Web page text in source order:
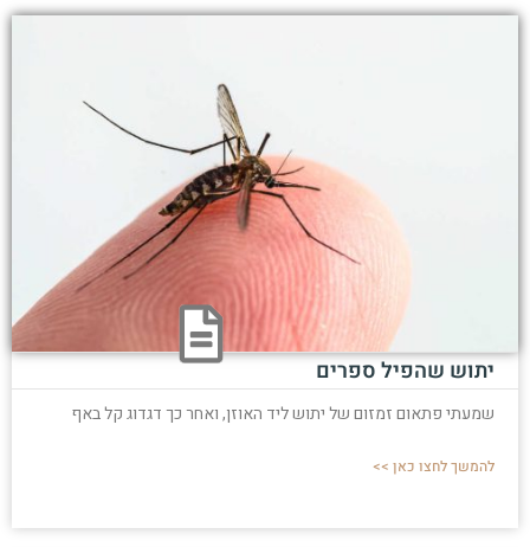
יתוש שהפיל ספרים
שמעתי פתאום זמזום של יתוש ליד האוזן, ואחר כך דגדוג קל באף
להמשך לחצו כאן >>